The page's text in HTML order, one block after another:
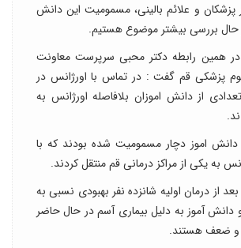
پزشکان و علائم بالینی، مسمومیت این دانش
حال بررسی بیشتر موضوع هستیم.
در همین رابطه دکتر محبی سرپرست معاونت
پزشکی قم گفت : در تماس با اورژانس در
از دانش اموزان بلافاصله اورژانس به
اموز دچار مسمومیت شده بودند که با
به یکی از مراکز درمانی قم منتقل کردند.
از درمان اولیه شانزده نفر بهبودی نسبی به
آموز به دلیل بیماری آسم در حال حاضر
و ضعف هستند.